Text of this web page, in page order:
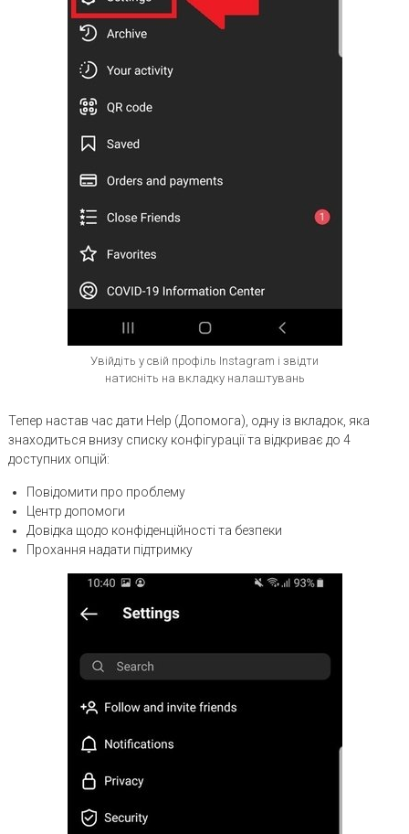
Увійдіть у свій профіль Instagram і звідти
натисніть на вкладку налаштувань
Тепер настав час дати Help (Допомога), одну із вкладок, яка
знаходиться внизу списку конфігурації та відкриває до 4
доступних опцій:
Повідомити про проблему
Центр допомоги
Довідка щодо конфіденційності та безпеки
Прохання надати підтримку